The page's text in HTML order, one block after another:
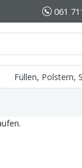
061
Füllen, Polstern,